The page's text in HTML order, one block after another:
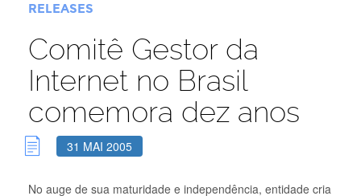
RELEASES
Comitê Gestor da
Internet no Brasil
comemora dez anos
31 MAI 2005
No auge de sua maturidade e independência, entidade cria